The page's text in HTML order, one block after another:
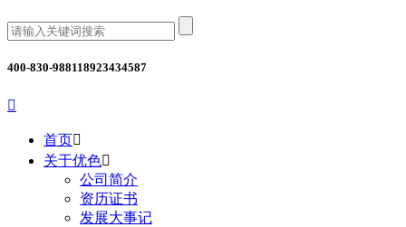
400-830-988118923434587

首页
关于优色
公司简介
资历证书
发展大事记